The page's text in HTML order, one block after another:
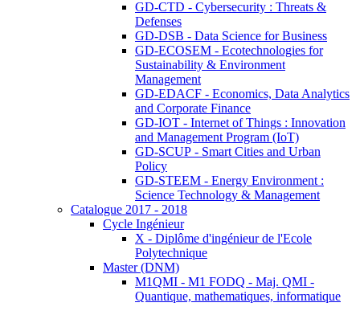
GD-CTD - Cybersecurity : Threats &
Defenses
GD-DSB - Data Science for Business
GD-ECOSEM - Ecotechnologies for
Sustainability & Environment
Management
GD-EDACF - Economics, Data Analytics
and Corporate Finance
GD-IOT - Internet of Things : Innovation
and Management Program (IoT)
GD-SCUP - Smart Cities and Urban
Policy
GD-STEEM - Energy Environment :
Science Technology & Management
Catalogue 2017 - 2018
Cycle Ingénieur
X - Diplôme d'ingénieur de l'Ecole
Polytechnique
Master (DNM)
M1QMI - M1 FODQ - Maj. QMI -
Quantique, mathematiques, informatique